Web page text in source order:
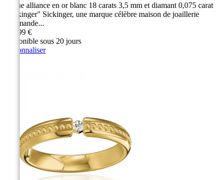
Bague alliance en or blanc 18 carats 3,5 mm et diamant 0,075 carat
"Sickinger" Sickinger, une marque célèbre maison de joaillerie
Allemande...
929,99 €
Disponible sous 20 jours
Personnaliser